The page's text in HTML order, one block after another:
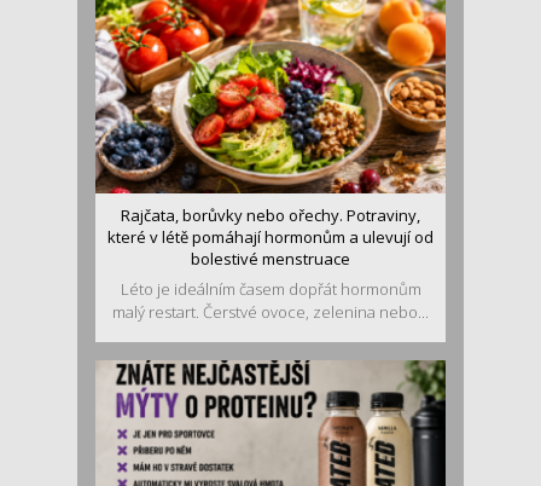
Rajčata, borůvky nebo ořechy. Potraviny,
které v létě pomáhají hormonům a ulevují od
bolestivé menstruace
Léto je ideálním časem dopřát hormonům
malý restart. Čerstvé ovoce, zelenina nebo...